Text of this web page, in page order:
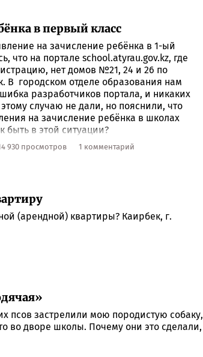
в первый класс
на зачисление ребёнка в 1-ый
что на портале school.atyrau.gov.kz, где
нет домов №21, 24 и 26 по
В городском отделе образования нам
разработчиков портала, и никаких
случаю не дали, но пояснили, что
на зачисление ребёнка в школах
быть в этой ситуации?
930 просмотров 1 комментарий
(арендной) квартиры? Каирбек, г.
псов застрелили мою породистую собаку,
во дворе школы. Почему они это сделали,